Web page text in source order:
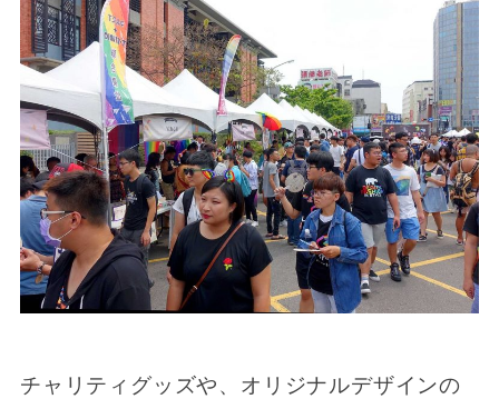
チャリティグッズや、オリジナルデザインの